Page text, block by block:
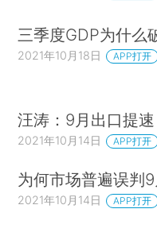
三季度GDP为什么
2021年10月18日 APP打开
汪涛：9月出口提
2021年10月14日 APP打开
为何市场普遍误判
2021年10月14日 APP打开